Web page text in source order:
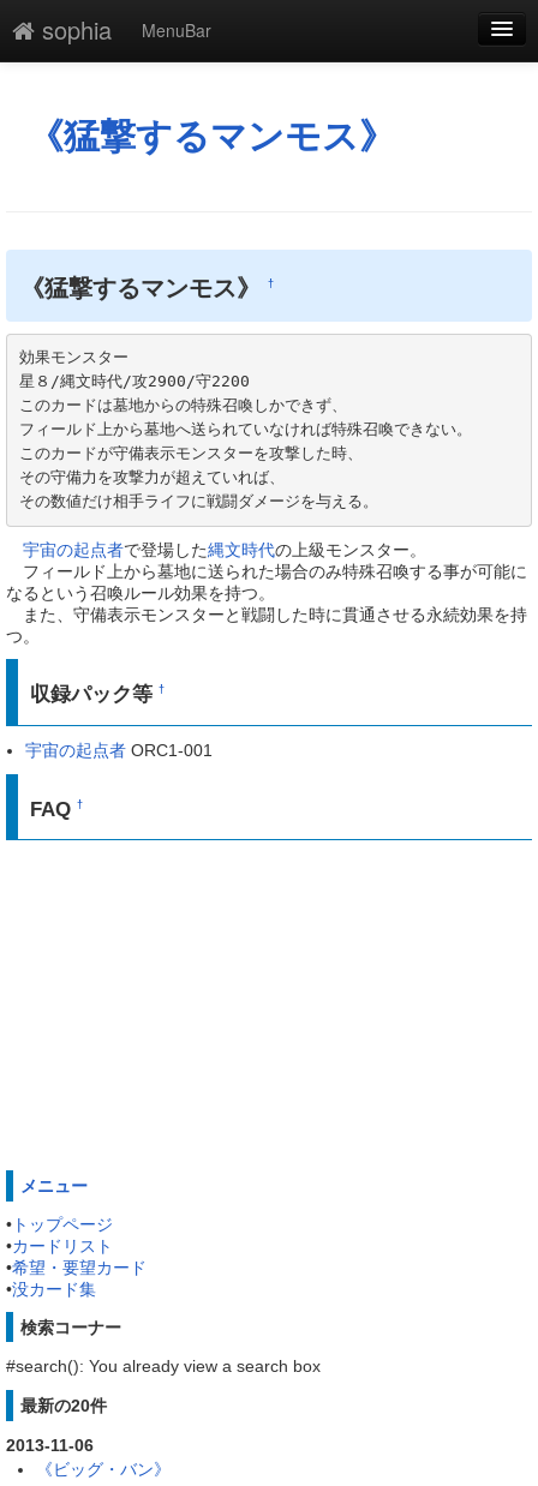
sophia
MenuBar
添付
最終更新
一覧
単語検索
《猛撃するマンモス》
《猛撃するマンモス》†
効果モンスター
星８/縄文時代/攻2900/守2200
このカードは墓地からの特殊召喚しかできず、
フィールド上から墓地へ送られていなければ特殊召喚できない。
このカードが守備表示モンスターを攻撃した時、
その守備力を攻撃力が超えていれば、
その数値だけ相手ライフに戦闘ダメージを与える。
宇宙の起点者で登場した縄文時代の上級モンスター。
フィールド上から墓地に送られた場合のみ特殊召喚する事が可能に
なるという召喚ルール効果を持つ。
また、守備表示モンスターと戦闘した時に貫通させる永続効果を持
つ。
収録パック等†
宇宙の起点者 ORC1-001
FAQ†
メニュー
• トップページ
•カードリスト
•希望・要望カード
•没カード集
検索コーナー
#search(): You already view a search box
最新の20件
2013-11-06
《ビッグ・バン》